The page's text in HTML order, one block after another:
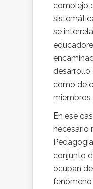
complejo
se
desarrollo
como de
miembros
En ese
necesario
conjunto
ocupan